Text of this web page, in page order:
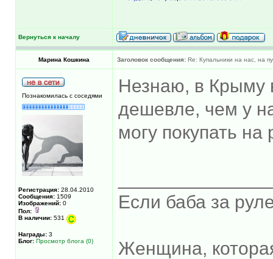
Вернуться к началу
Марина Кошкина Заголовок сообщения: Re: Купальники на нас, на
Познакомилась с соседями
Регистрация: 28.04.2010
Сообщения: 1509
Изображений: 0
Пол:
В наличии: 531
Награды: 3
Блог: Просмотр блога (0)
Незнаю, в Крыму
дешевле, чем у
могу покупать
Если баба за
Женщина,